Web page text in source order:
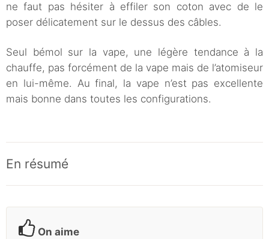
ne faut pas hésiter à effiler son coton avec de le
poser délicatement sur le dessus des câbles.
Seul bémol sur la vape, une légère tendance à la
chauffe, pas forcément de la vape mais de l’atomiseur
en lui-même. Au final, la vape n’est pas excellente
mais bonne dans toutes les configurations.
En résumé
On aime